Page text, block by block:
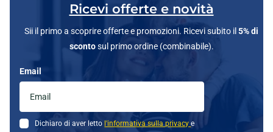
Ricevi offerte e novità
Sii il primo a scoprire offerte e promozioni. Ricevi subito il5% di
scontosul primo ordine (combinabile).
Email
Dichiaro di aver letto l'informativa sulla privacye